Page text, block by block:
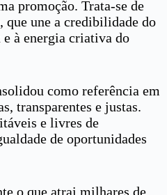
promoção. Trata-se de
que une a credibilidade do
e à energia criativa do
como referência em
transparentes e justas.
e livres de
de oportunidades
o que atrai milhares de